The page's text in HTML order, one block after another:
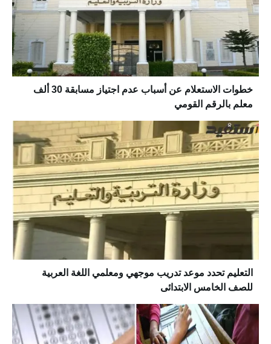
خطوات الاستعلام عن أسباب عدم اجتياز مسابقة 30 ألف
معلم بالرقم القومي
التعليم تحدد موعد تدريب موجهي ومعلمي اللغة العربية
للصف الخامس الابتدائى